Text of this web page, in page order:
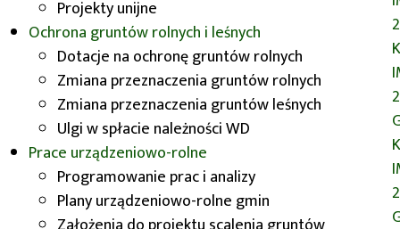
Projekty unijne
Ochrona gruntów rolnych i leśnych
Dotacje na ochronę gruntów rolnych
Zmiana przeznaczenia gruntów rolnych
Zmiana przeznaczenia gruntów leśnych
Ulgi w spłacie należności WD
Prace urządzeniowo-rolne
Programowanie prac i analizy
Plany urządzeniowo-rolne gmin
związanych z projektem pn.
„Rozbudowa GeoportaluDolny
Śląsk- budowa Dolnośląskiej
Infrastruktury Informacji
Przestrzennej". Projekt ten
realizowany jest w ramach
Regionalnego Programu
Operacyjnego 2014-2020.
Zainteresowani mogli otrzymać